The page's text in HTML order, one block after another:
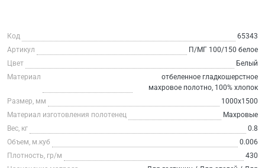
Код
65343
Артикул
П/МГ 100/150 белое
Цвет
Белый
Материал
отбеленное гладкошерстное
махровое полотно, 100% хлопок
Размер, мм
1000х1500
Материал изготовления полотенец
Махровые
Вес, кг
0.8
Объем, м.куб
0.006
Плотность, гр/м
430